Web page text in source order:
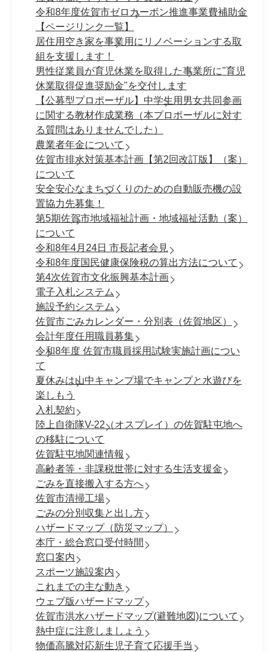
令和8年度佐賀市ゼロカーボン推進事業費補助金
【ページリンク一覧】
居住用空き家を事業用にリノベーションする取
組を支援します！
男性従業員が育児休業を取得した事業所に"育児
休業取得促進奨励金"を交付します
【公募型プロポーザル】中学生用男女共同参画
に関する教材作成業務（本プロポーザルに対す
る質問はありませんでした）
農業者年金について
佐賀市排水対策基本計画【第2回改訂版】（案）
について
安全安心なまちづくりのための自動販売機の設
置協力先募集！
第5期佐賀市地域福祉計画・地域福祉活動（案）
について
令和8年4月24日 市長記者会見
令和8年度国民健康保険税の算出方法について
第4次佐賀市文化振興基本計画
電子入札システム
施設予約システム
佐賀市ごみカレンダー・分別表（佐賀地区）
会計年度任用職員募集
令和8年度 佐賀市職員採⽤試験実施計画につい
て
夏休みは山中キャンプ場でキャンプと水遊びを
楽しもう
入札契約
陸上自衛隊V-22（オスプレイ）の佐賀駐屯地へ
の移駐について
佐賀駐屯地関連情報
高齢者等・非課税世帯に対する生活支援金
ごみを直接搬入する方へ
佐賀市清掃工場
ごみの分別収集と出し方
ハザードマップ（防災マップ）
本庁・総合窓口受付時間
窓口案内
スポーツ施設案内
これまでの主な動き
ウェブ版ハザードマップ
佐賀市洪水ハザードマップ(避難地図)について
熱中症に注意しましょう
物価高騰対応新生児子育て応援手当